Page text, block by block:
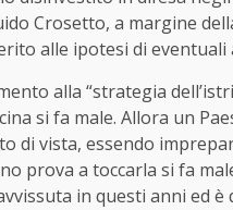
Crosetto, a margine
alle ipotesi di eventuali
alla “strategia
si fa male. Allora un
di vista, essendo
prova a toccarla si fa
in questi anni ed è